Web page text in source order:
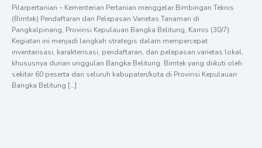
Pilarpertanian – Kementerian Pertanian menggelar Bimbingan Teknis
(Bimtek) Pendaftaran dan Pelepasan Varietas Tanaman di
Pangkalpinang, Provinsi Kepulauan Bangka Belitung, Kamis (30/7).
Kegiatan ini menjadi langkah strategis dalam mempercepat
inventarisasi, karakterisasi, pendaftaran, dan pelepasan varietas lokal,
khususnya durian unggulan Bangka Belitung. Bimtek yang diikuti oleh
sekitar 60 peserta dari seluruh kabupaten/kota di Provinsi Kepulauan
Bangka Belitung […]